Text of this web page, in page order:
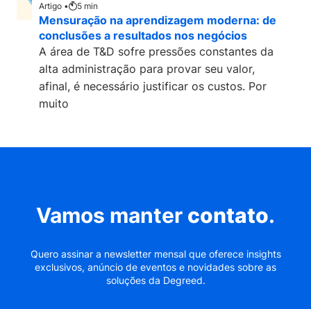
Artigo • 5 min
Mensuração na aprendizagem moderna: de
conclusões a resultados nos negócios
A área de T&D sofre pressões constantes da
alta administração para provar seu valor,
afinal, é necessário justificar os custos. Por
muito
Vamos manter contato.
Quero assinar a newsletter mensal que oferece insights
exclusivos, anúncio de eventos e novidades sobre as
soluções da Degreed.